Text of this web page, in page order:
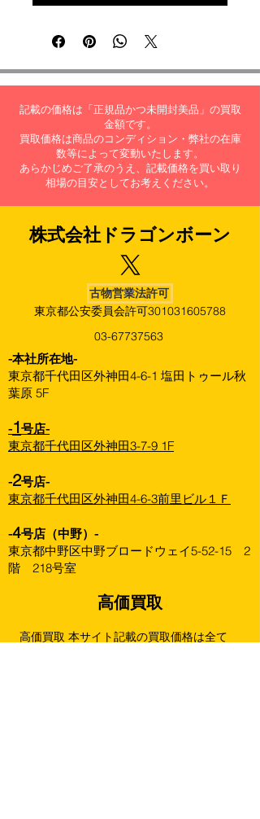
記載の価格は「正規品かつ未開封美品」の買取
金額です。
買取価格は商品のコンディション・弊社の在庫
数等によって変動いたします。
あらかじめご了承のうえ、記載価格を買い取り
相場の目安としてお考えください。
株式会社​ドラゴンボーン
古物営業法許可
東京都公安委員会許可301031605788
03-67737563
​-本社所在地-
東京都千代田区外神田4-6-1 塩田トゥール秋
葉原 5F
-1号店-
東京都千代田区外神田3-7-9 1F
-2号店-
東京都千代田区外神田4-6-3前里ビル１Ｆ
-4号店（中野）-
東京都中野区中野ブロードウェイ5-52-15 2
階 218号室
高価買取
高価買取 本サイト記載の買取価格は全て